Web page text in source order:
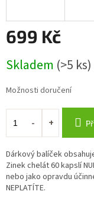
699 Kč
cena:
Skladem (>5 ks)
Možnosti doručení
Dárkový balíček
Zinek chelát 60 kapslí
nebo jako opravdu
NEPLATÍTE.